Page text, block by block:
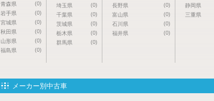
(0)
青森県
(0)
岩手県
(0)
宮城県
(0)
秋田県
(0)
山形県
(0)
福島県
(0)
埼玉県
(0)
千葉県
(0)
茨城県
(0)
栃木県
(0)
群馬県
(0)
長野県
(0)
富山県
(0)
石川県
(0)
福井県
静岡県
三重県
メーカー別中古車